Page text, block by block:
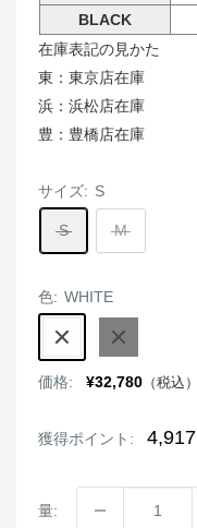
BLACK
在庫表記の見かた
東：東京店在庫
浜：浜松店在庫
豊：豊橋店在庫
サイズ: S
S M
色: WHITE
WHITE
BLACK
価格:
販
¥32,780 （税込）
獲得ポイント: 4,917
量: